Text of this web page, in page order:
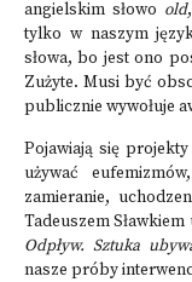
angielskim słowo old
tylko w naszym
słowa, bo jest ono
Zużyte. Musi być
publicznie wywołuje
Pojawiają się
używać
zamieranie,
Tadeuszem
Odpływ. Sztuka
nasze próby